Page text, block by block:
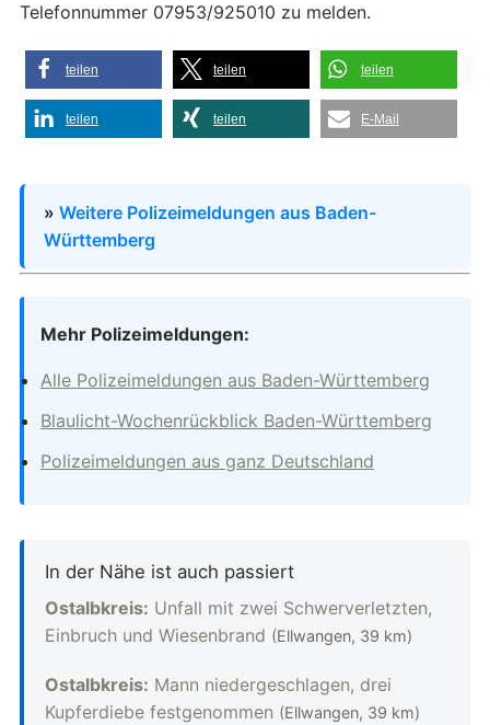
Telefonnummer 07953/925010 zu melden.
teilen teilen teilen
teilen teilen E-Mail
» Weitere Polizeimeldungen aus Baden-
Württemberg
Mehr Polizeimeldungen:
Alle Polizeimeldungen aus Baden-Württemberg
Blaulicht-Wochenrückblick Baden-Württemberg
Polizeimeldungen aus ganz Deutschland
In der Nähe ist auch passiert
Ostalbkreis: Unfall mit zwei Schwerverletzten,
Einbruch und Wiesenbrand (Ellwangen, 39 km)
Ostalbkreis: Mann niedergeschlagen, drei
Kupferdiebe festgenommen (Ellwangen, 39 km)